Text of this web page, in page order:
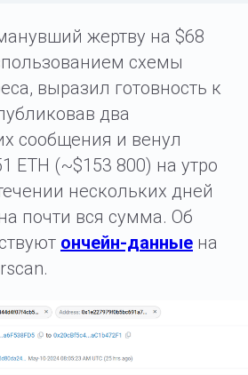
жертву на $68
схемы
выразил готовность к
два
сообщения и венул
ETH (~$153 800) на утро
нескольких дней
почти вся сумма. Об
ончейн-данные на